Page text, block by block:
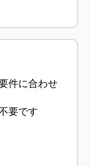
性が向上し
件に合わせ
要です